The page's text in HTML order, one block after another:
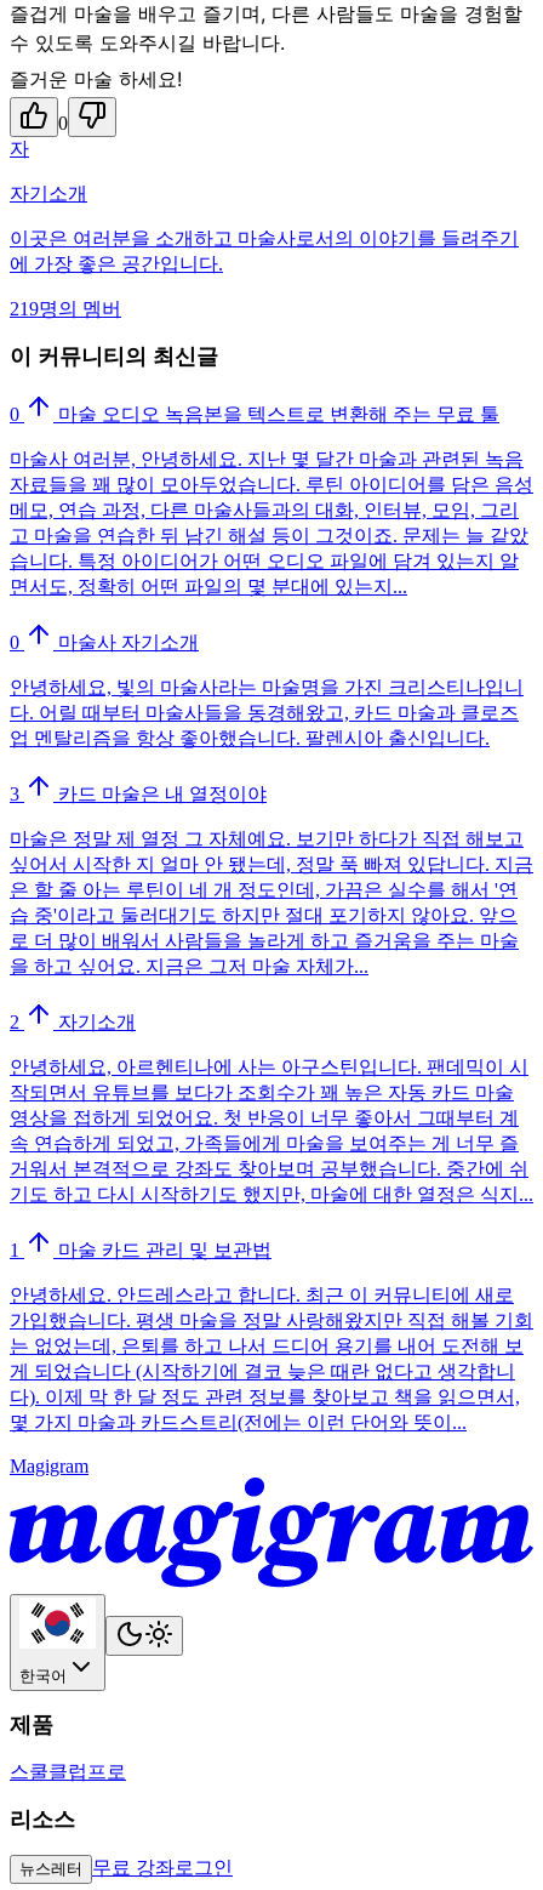
즐겁게 마술을 배우고 즐기며, 다른 사람들도 마술을 경험할
수 있도록 도와주시길 바랍니다.
즐거운 마술 하세요!
0
자
자기소개
이곳은 여러분을 소개하고 마술사로서의 이야기를 들려주기
에 가장 좋은 공간입니다.
219명의 멤버
이 커뮤니티의 최신글
0 마술 오디오 녹음본을 텍스트로 변환해 주는 무료 툴
마술사 여러분, 안녕하세요. 지난 몇 달간 마술과 관련된 녹음
자료들을 꽤 많이 모아두었습니다. 루틴 아이디어를 담은 음성
메모, 연습 과정, 다른 마술사들과의 대화, 인터뷰, 모임, 그리
고 마술을 연습한 뒤 남긴 해설 등이 그것이죠. 문제는 늘 같았
습니다. 특정 아이디어가 어떤 오디오 파일에 담겨 있는지 알
면서도, 정확히 어떤 파일의 몇 분대에 있는지...
0 마술사 자기소개
안녕하세요, 빛의 마술사라는 마술명을 가진 크리스티나입니
다. 어릴 때부터 마술사들을 동경해왔고, 카드 마술과 클로즈
업 멘탈리즘을 항상 좋아했습니다. 팔렌시아 출신입니다.
3 카드 마술은 내 열정이야
마술은 정말 제 열정 그 자체예요. 보기만 하다가 직접 해보고
싶어서 시작한 지 얼마 안 됐는데, 정말 푹 빠져 있답니다. 지금
은 할 줄 아는 루틴이 네 개 정도인데, 가끔은 실수를 해서 '연
습 중'이라고 둘러대기도 하지만 절대 포기하지 않아요. 앞으
로 더 많이 배워서 사람들을 놀라게 하고 즐거움을 주는 마술
을 하고 싶어요. 지금은 그저 마술 자체가...
2 자기소개
안녕하세요, 아르헨티나에 사는 아구스틴입니다. 팬데믹이 시
작되면서 유튜브를 보다가 조회수가 꽤 높은 자동 카드 마술
영상을 접하게 되었어요. 첫 반응이 너무 좋아서 그때부터 계
속 연습하게 되었고, 가족들에게 마술을 보여주는 게 너무 즐
거워서 본격적으로 강좌도 찾아보며 공부했습니다. 중간에 쉬
기도 하고 다시 시작하기도 했지만, 마술에 대한 열정은 식지...
1 마술 카드 관리 및 보관법
안녕하세요. 안드레스라고 합니다. 최근 이 커뮤니티에 새로
가입했습니다. 평생 마술을 정말 사랑해왔지만 직접 해볼 기회
는 없었는데, 은퇴를 하고 나서 드디어 용기를 내어 도전해 보
게 되었습니다 (시작하기에 결코 늦은 때란 없다고 생각합니
다). 이제 막 한 달 정도 관련 정보를 찾아보고 책을 읽으면서,
몇 가지 마술과 카드스트리(전에는 이런 단어와 뜻이...
Magigram
한국어
제품
스쿨클럽 프로
리소스
뉴스레터 무료 강좌로그인